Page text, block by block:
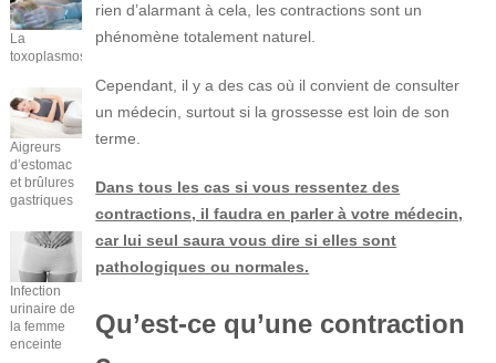
rien d’alarmant à cela, les contractions sont un
phénomène totalement naturel.
Cependant, il y a des cas où il convient de consulter
un médecin, surtout si la grossesse est loin de son
terme.
Dans tous les cas si vous ressentez des
contractions, il faudra en parler à votre médecin,
car lui seul saura vous dire si elles sont
pathologiques ou normales.
Qu’est-ce qu’une contraction
La
toxoplasmose
Aigreurs
d’estomac
et brûlures
gastriques
Infection
urinaire de
la femme
enceinte